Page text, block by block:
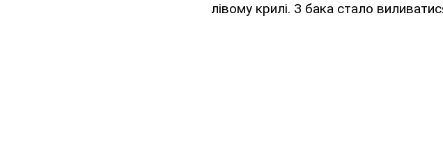
лівому крилі. З бака стало